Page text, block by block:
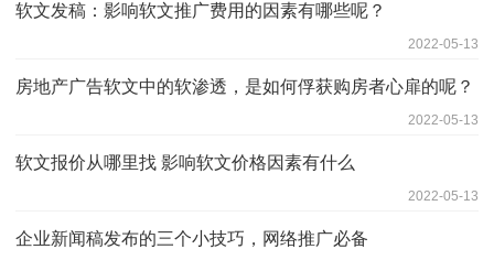
软文发稿：影响软文推广费用的因素有哪些呢？
2022-05-13
房地产广告软文中的软渗透，是如何俘获购房者心扉的呢？
2022-05-13
软文报价从哪里找 影响软文价格因素有什么
2022-05-13
企业新闻稿发布的三个小技巧，网络推广必备